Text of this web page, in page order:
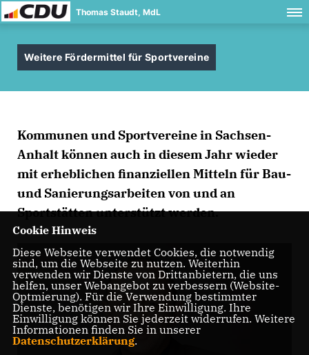
Thomas Staudt, MdL
Weitere Fördermittel für Sportvereine
Kommunen und Sportvereine in Sachsen-
Anhalt können auch in diesem Jahr wieder
mit erheblichen finanziellen Mitteln für Bau-
und Sanierungsarbeiten von und an
Sportstätten unterstützt werden.
Cookie Hinweis
Diese Webseite verwendet Cookies, die notwendig
sind, um die Webseite zu nutzen. Weiterhin
verwenden wir Dienste von Drittanbietern, die uns
helfen, unser Webangebot zu verbessern (Website-
Optmierung). Für die Verwendung bestimmter
Dienste, benötigen wir Ihre Einwilligung. Ihre
Einwilligung können Sie jederzeit widerrufen. Weitere
Informationen finden Sie in unserer
Datenschutzerklärung.